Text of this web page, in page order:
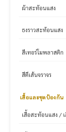
ผ้าสะท้อนแสง
ธงราวสะท้อนแสง
สีเทอร์โมพลาสติก
สีตีเส้นจราจร
เสื้อและชุดป้องกัน
เสื้อสะท้อนแสง /